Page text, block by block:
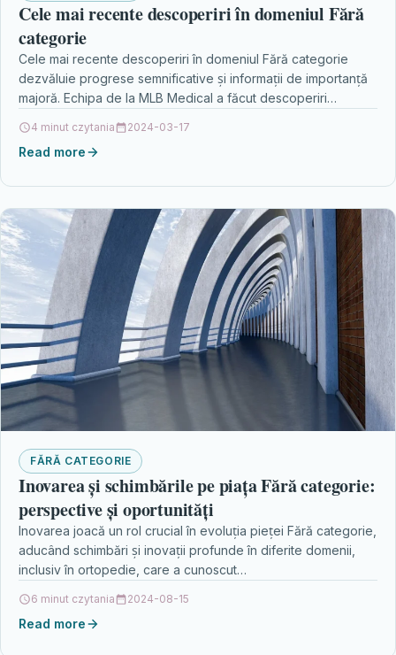
Cele mai recente descoperiri în domeniul Fără
categorie
Cele mai recente descoperiri în domeniul Fără categorie
dezvăluie progrese semnificative și informații de importanță
majoră. Echipa de la MLB Medical a făcut descoperiri…
4 minut czytania 2024-03-17
Read more
FĂRĂ CATEGORIE
Inovarea și schimbările pe piața Fără categorie:
perspective și oportunități
Inovarea joacă un rol crucial în evoluția pieței Fără categorie,
aducând schimbări și inovații profunde în diferite domenii,
inclusiv în ortopedie, care a cunoscut…
6 minut czytania 2024-08-15
Read more